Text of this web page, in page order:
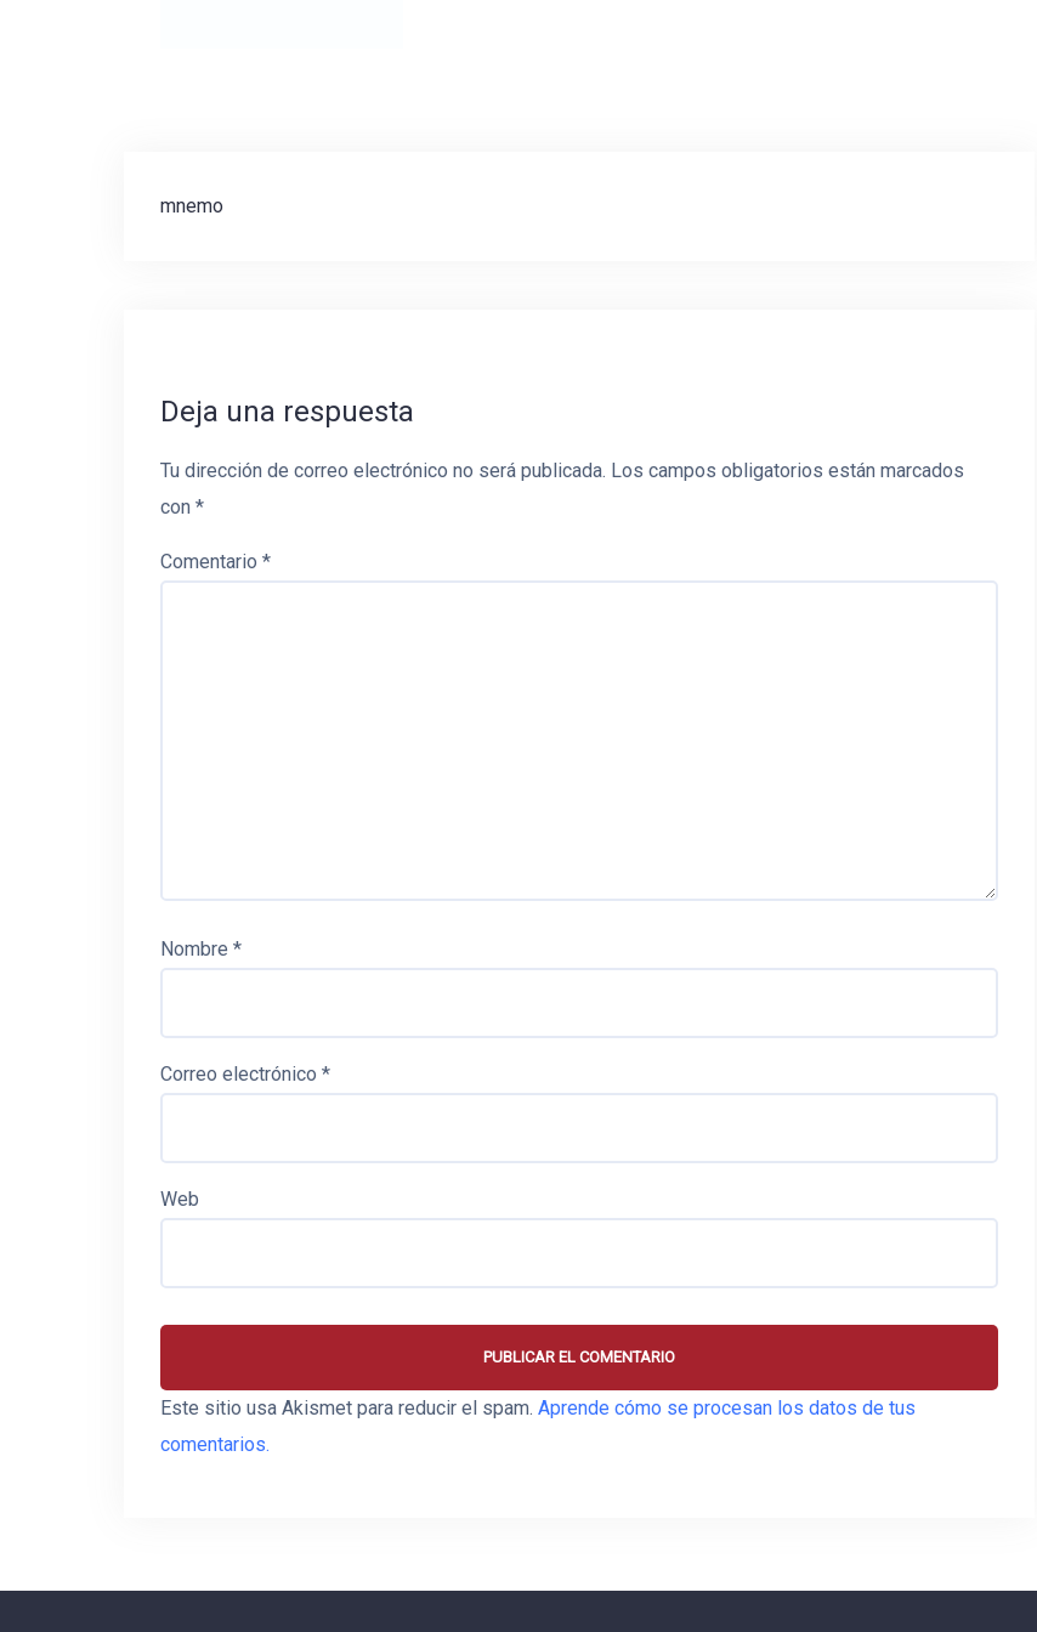
Navegación
mnemo
Deja una respuesta
Tu dirección de correo electrónico no será publicada. Los campos obligatorios están marcados
con *
Comentario *
Nombre *
Correo electrónico *
Web
Este sitio usa Akismet para reducir el spam. Aprende cómo se procesan los datos de tus
comentarios.